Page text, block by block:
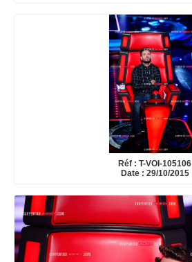
Réf : T-VOI-105106
Date : 29/10/2015